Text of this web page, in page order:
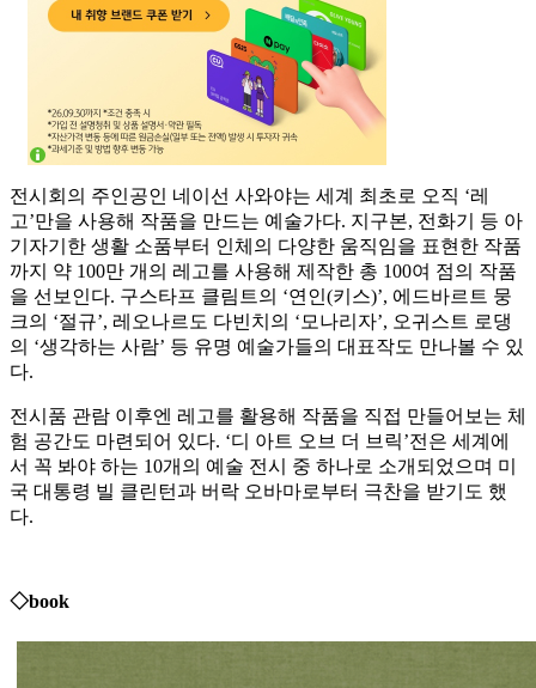
전시회의 주인공인 네이선 사와야는 세계 최초로 오직 ‘레
고’만을 사용해 작품을 만드는 예술가다. 지구본, 전화기 등 아
기자기한 생활 소품부터 인체의 다양한 움직임을 표현한 작품
까지 약 100만 개의 레고를 사용해 제작한 총 100여 점의 작품
을 선보인다. 구스타프 클림트의 ‘연인(키스)’, 에드바르트 뭉
크의 ‘절규’, 레오나르도 다빈치의 ‘모나리자’, 오귀스트 로댕
의 ‘생각하는 사람’ 등 유명 예술가들의 대표작도 만나볼 수 있
다.
전시품 관람 이후엔 레고를 활용해 작품을 직접 만들어보는 체
험 공간도 마련되어 있다. ‘디 아트 오브 더 브릭’전은 세계에
서 꼭 봐야 하는 10개의 예술 전시 중 하나로 소개되었으며 미
국 대통령 빌 클린턴과 버락 오바마로부터 극찬을 받기도 했
다.
◇book